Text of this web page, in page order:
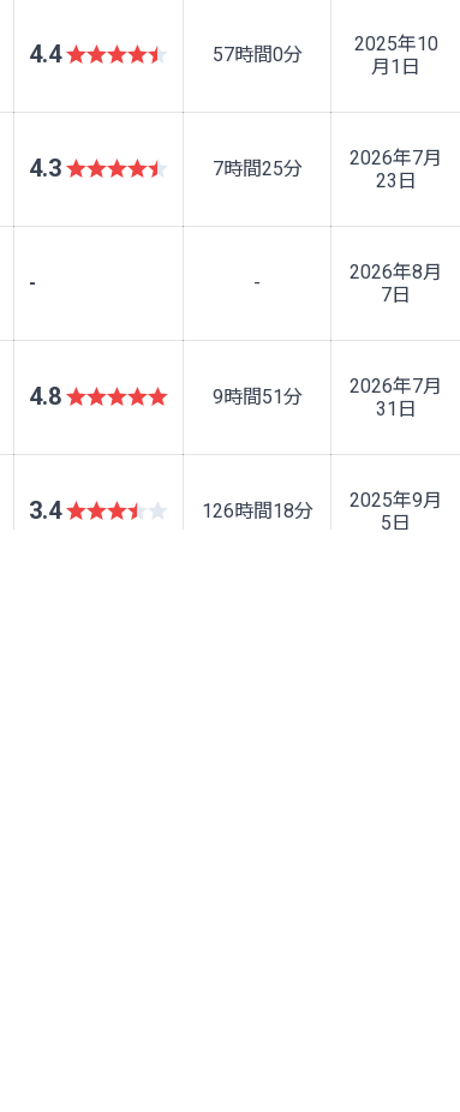
4.4 57時間0分
2025年10
月1日
4.3 7時間25分
2026年7月
23日
- -
2026年8月
7日
4.8 9時間51分
2026年7月
31日
3.4 126時間18分
2025年9月
5日